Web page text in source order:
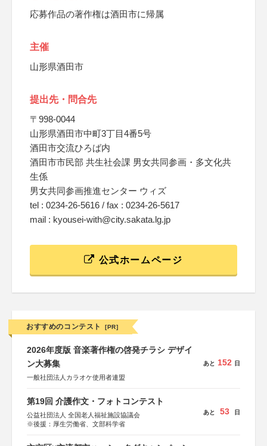
応募作品の著作権は酒田市に帰属
主催
山形県酒田市
提出先・問合先
〒998-0044
山形県酒田市中町3丁目4番5号
酒田市交流ひろば内
酒田市市民部 共生社会課 男女共同参画・多文化共
生係
男女共同参画推進センター ウィズ
tel : 0234-26-5616 / fax : 0234-26-5617
mail : kyousei-with@city.sakata.lg.jp
公式ホームページ
おすすめのコンテスト [PR]
2026年度版 音楽著作権の啓発チラシ デザイ
ン大募集
一般社団法人カラオケ使用者連盟
あと 152 日
第19回 介護作文・フォトコンテスト
公益社団法人 全国老人福祉施設協議会
※後援：厚生労働省、文部科学省
あと 53 日